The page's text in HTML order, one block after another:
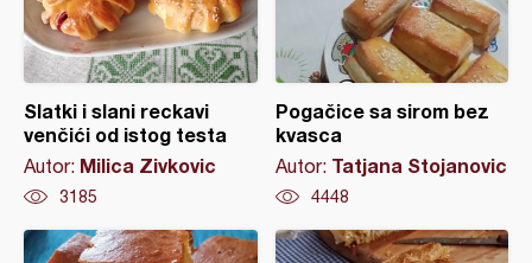
Slatki i slani reckavi
venčići od istog testa
Autor: Milica Zivkovic
3185
Pogačice sa sirom bez
kvasca
Autor: Tatjana Stojanovic
4448